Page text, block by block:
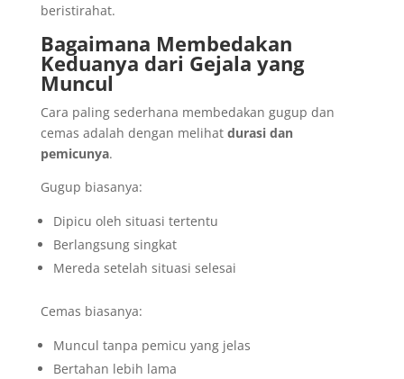
beristirahat.
Bagaimana Membedakan
Keduanya dari Gejala yang
Muncul
Cara paling sederhana membedakan gugup dan
cemas adalah dengan melihat durasi dan
pemicunya.
Gugup biasanya:
Dipicu oleh situasi tertentu
Berlangsung singkat
Mereda setelah situasi selesai
Cemas biasanya:
Muncul tanpa pemicu yang jelas
Bertahan lebih lama